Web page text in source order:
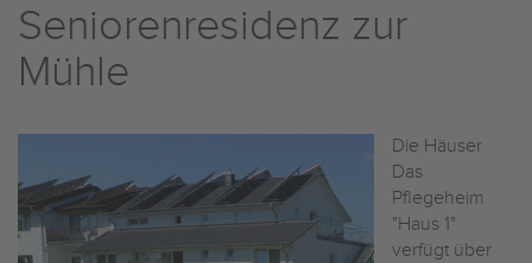
Seniorenresidenz zur
Mühle
Die Häuser
Das
Pflegeheim
"Haus 1"
verfügt über